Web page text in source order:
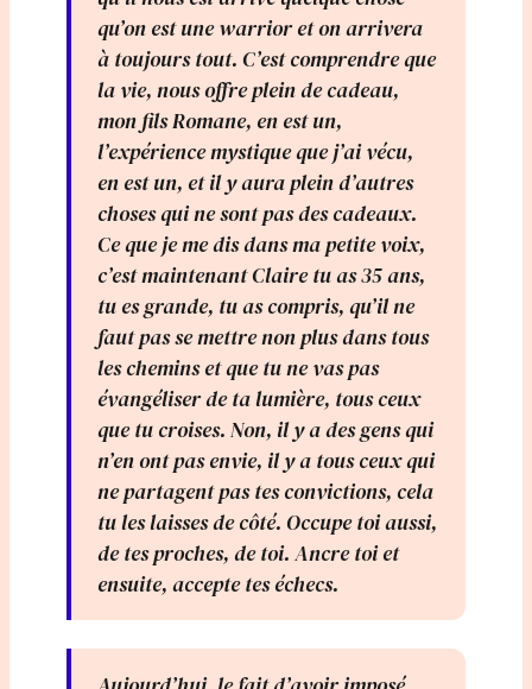
qu’on est une warrior et on arrivera
à toujours tout. C’est comprendre que
la vie, nous offre plein de cadeau,
mon fils Romane, en est un,
l’expérience mystique que j’ai vécu,
en est un, et il y aura plein d’autres
choses qui ne sont pas des cadeaux.
Ce que je me dis dans ma petite voix,
c’est maintenant Claire tu as 35 ans,
tu es grande, tu as compris, qu’il ne
faut pas se mettre non plus dans tous
les chemins et que tu ne vas pas
évangéliser de ta lumière, tous ceux
que tu croises. Non, il y a des gens qui
n’en ont pas envie, il y a tous ceux qui
ne partagent pas tes convictions, cela
tu les laisses de côté. Occupe toi aussi,
de tes proches, de toi. Ancre toi et
ensuite, accepte tes échecs.